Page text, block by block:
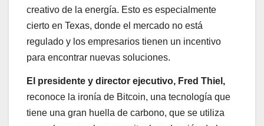
creativo de la energía. Esto es especialmente
cierto en Texas, donde el mercado no está
regulado y los empresarios tienen un incentivo
para encontrar nuevas soluciones.
El presidente y director ejecutivo, Fred Thiel,
reconoce la ironía de Bitcoin, una tecnología que
tiene una gran huella de carbono, que se utiliza